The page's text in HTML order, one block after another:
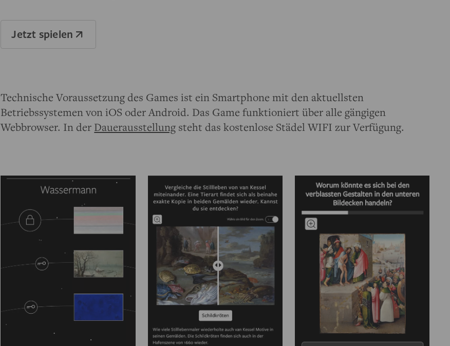
Jetzt spielen
Technische Voraussetzung des Games ist ein Smartphone mit den aktuellsten
Betriebssystemen von iOS oder Android. Das Game funktioniert über alle gängigen
Webbrowser. In der Dauerausstellung steht das kostenlose Städel WIFI zur Verfügung.